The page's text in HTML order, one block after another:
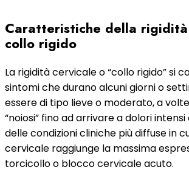
Caratteristiche della
collo rigido
La rigidità cervicale o “collo rigido” si
sintomi che durano alcuni giorni o
essere di tipo lieve o moderato, a
“noiosi” fino ad arrivare a dolori
delle condizioni cliniche più diffuse in
cervicale raggiunge la massima
torcicollo o blocco cervicale acuto.